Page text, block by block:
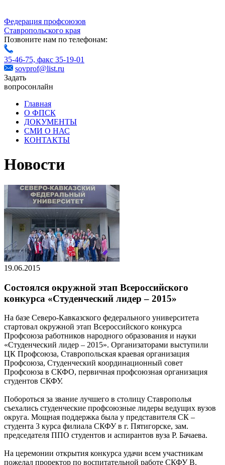
Федерация профсоюзов
Ставропольского края
Позвоните нам по телефонам:
35-46-75, факс 35-19-01
sovprof@list.ru
Задать
вопросонлайн
Главная
О ФПСК
ДОКУМЕНТЫ
СМИ О НАС
КОНТАКТЫ
Новости
19.06.2015
Состоялся окружной этап Всероссийского
конкурса «Студенческий лидер – 2015»
На базе Северо-Кавказского федерального университета
стартовал окружной этап Всероссийского конкурса
Профсоюза работников народного образования и науки
«Студенческий лидер – 2015». Организаторами выступили
ЦК Профсоюза, Ставропольская краевая организация
Профсоюза, Студенческий координационный совет
Профсоюза в СКФО, первичная профсоюзная организация
студентов СКФУ.
Побороться за звание лучшего в столицу Ставрополья
съехались студенческие профсоюзные лидеры ведущих вузов
округа. Мощная поддержка была у представителя СК –
студента 3 курса филиала СКФУ в г. Пятигорске, зам.
председателя ППО студентов и аспирантов вуза Р. Бачаева.
На церемонии открытия конкурса удачи всем участникам
пожелал проректор по воспитательной работе СКФУ В.